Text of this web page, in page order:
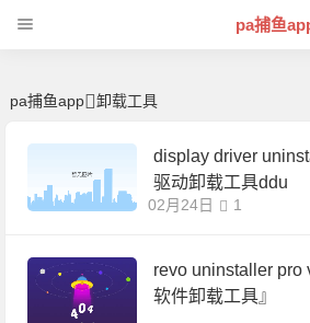
pa捕鱼
pa捕鱼app 卸载工具
display driver
驱动卸载工具ddu
02月24日 1
revo uninstaller pro
软件卸载工具』